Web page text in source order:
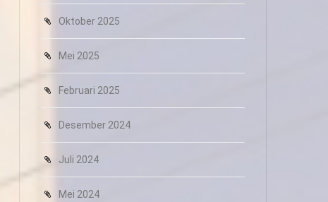
Oktober 2025
Mei 2025
Februari 2025
Desember 2024
Juli 2024
Mei 2024